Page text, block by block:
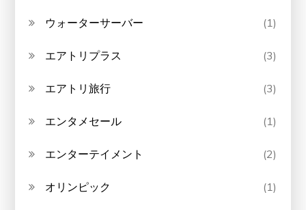
ウォーターサーバー (1)
エアトリプラス (3)
エアトリ旅行 (3)
エンタメセール (1)
エンターテイメント (2)
オリンピック (1)